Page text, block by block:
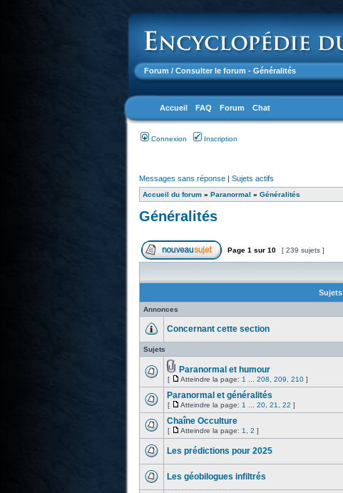
Forum / Consulter le forum - Généralités
Accueil FAQ Forum Chat
Connexion Inscription
Messages sans réponse| Sujets actifs
Accueil du forum» Paranormal » Généralités
Généralités
Page 1 sur 10 [ 239 sujets ]
Sujets
Annonces
Concernant cette section
Sujets
Paranormal et humour
[ Atteindre la page: 1 208 209 210]
Paranormal et généralités
[ Atteindre la page: 1 20, 21 22 ]
Chaîne Occulture
[ Atteindre la page: 1 2 ]
Les prédictions pour 2025
Les géobilogues infiltrés